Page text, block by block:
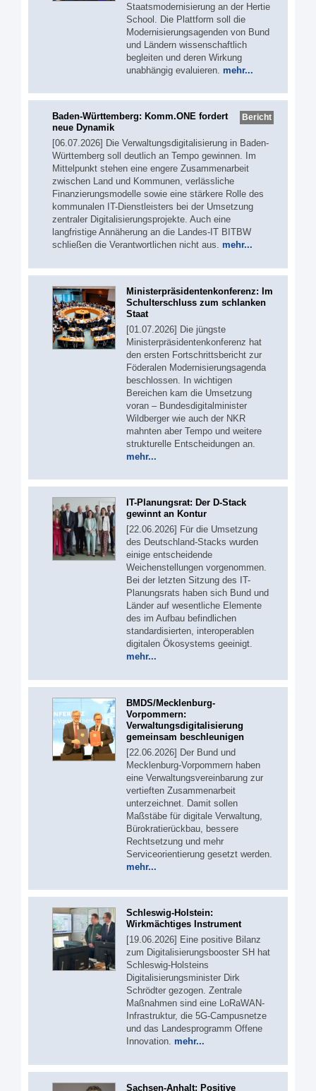
Staatsmodernisierung an der Hertie
School. Die Plattform soll die
Modernisierungsagenden von Bund
und Ländern wissenschaftlich
begleiten und deren Wirkung
unabhängig evaluieren. mehr...
Bericht
Baden-Württemberg: Komm.ONE fordert
neue Dynamik
[06.07.2026] Die Verwaltungsdigitalisierung in Baden-
Württemberg soll deutlich an Tempo gewinnen. Im
Mittelpunkt stehen eine engere Zusammenarbeit
zwischen Land und Kommunen, verlässliche
Finanzierungsmodelle sowie eine stärkere Rolle des
kommunalen IT-Dienstleisters bei der Umsetzung
zentraler Digitalisierungsprojekte. Auch eine
langfristige Annäherung an die Landes-IT BITBW
schließen die Verantwortlichen nicht aus. mehr...
Ministerpräsidentenkonferenz: Im
Schulterschluss zum schlanken
Staat
[01.07.2026] Die jüngste
Ministerpräsidentenkonferenz hat
den ersten Fortschrittsbericht zur
Föderalen Modernisierungsagenda
beschlossen. In wichtigen
Bereichen kam die Umsetzung
voran – Bundesdigitalminister
Wildberger wie auch der NKR
mahnten aber Tempo und weitere
strukturelle Entscheidungen an.
mehr...
IT-Planungsrat: Der D-Stack
gewinnt an Kontur
[22.06.2026] Für die Umsetzung
des Deutschland-Stacks wurden
einige entscheidende
Weichenstellungen vorgenommen.
Bei der letzten Sitzung des IT-
Planungsrats haben sich Bund und
Länder auf wesentliche Elemente
des im Aufbau befindlichen
standardisierten, interoperablen
digitalen Ökosystems geeinigt.
mehr...
BMDS/Mecklenburg-
Vorpommern:
Verwaltungsdigitalisierung
gemeinsam beschleunigen
[22.06.2026] Der Bund und
Mecklenburg-Vorpommern haben
eine Verwaltungsvereinbarung zur
vertieften Zusammenarbeit
unterzeichnet. Damit sollen
Maßstäbe für digitale Verwaltung,
Bürokratierückbau, bessere
Rechtsetzung und mehr
Serviceorientierung gesetzt werden.
mehr...
Schleswig-Holstein:
Wirkmächtiges Instrument
[19.06.2026] Eine positive Bilanz
zum Digitalisierungsbooster SH hat
Schleswig-Holsteins
Digitalisierungsminister Dirk
Schrödter gezogen. Zentrale
Maßnahmen sind eine LoRaWAN-
Infrastruktur, die 5G-Campusnetze
und das Landesprogramm Offene
Innovation. mehr...
Sachsen-Anhalt: Positive